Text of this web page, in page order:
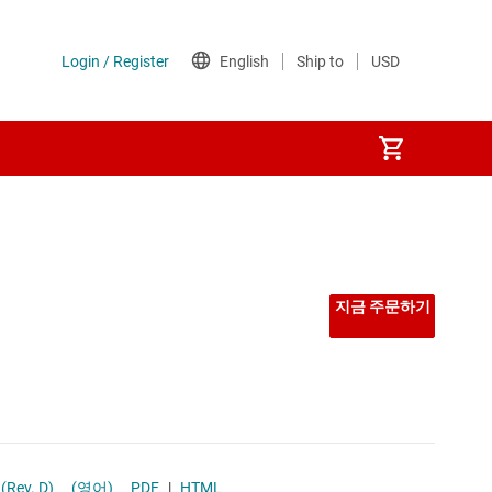
지금 주문하기
(Rev. D) (영어) PDF | HTML